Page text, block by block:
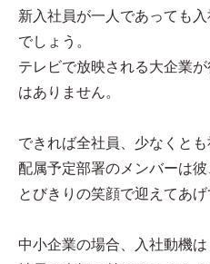
新入社員が一人であっても
でしょう。
テレビで放映される大企業
はありません。
できれば全社員、少なくとも
配属予定部署のメンバーは
とびきりの笑顔で迎えてあげ
中小企業の場合、入社動機は